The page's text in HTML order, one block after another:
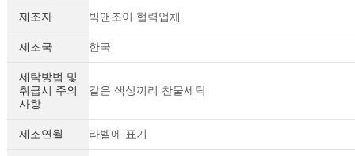
제조자 빅앤조이 협력업체
제조국 한국
세탁방법 및
취급시 주의
사항
같은 색상끼리 찬물세탁
제조연월 라벨에 표기